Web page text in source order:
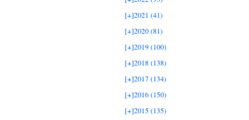
[+]2021 (41)
[+]2020 (81)
[+]2019 (100)
[+]2018 (138)
[+]2017 (134)
[+]2016 (150)
[+]2015 (135)